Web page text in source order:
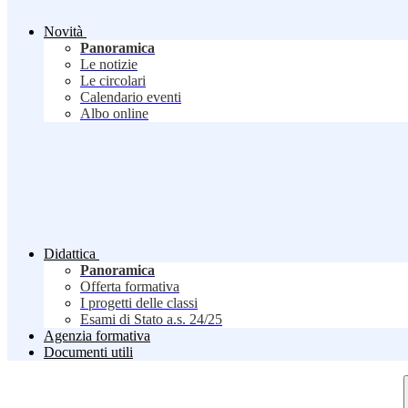
Novità
Panoramica
Le notizie
Le circolari
Calendario eventi
Albo online
Didattica
Panoramica
Offerta formativa
I progetti delle classi
Esami di Stato a.s. 24/25
Agenzia formativa
Documenti utili